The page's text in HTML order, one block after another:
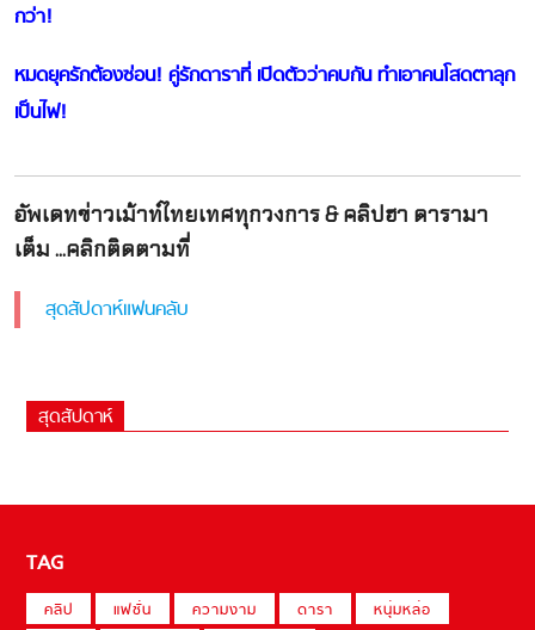
กว่า!
หมดยุครักต้องซ่อน! คู่รักดาราที่ เปิดตัวว่าคบกัน ทำเอาคนโสดตาลุก
เป็นไฟ!
อัพเดทข่าวเม้าท์ไทยเทศทุกวงการ & คลิปฮา ดารามา
เต็ม ...คลิกติดตามที่
สุดสัปดาห์แฟนคลับ
สุดสัปดาห์
TAG
คลิป แฟชั่น ความงาม ดารา
หนุ่มหล่อ